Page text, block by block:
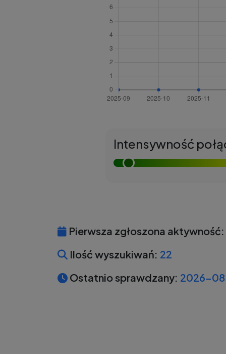
Intensywność
Pierwsza zgłoszona aktywność:
Ilość wyszukiwań: 22
Ostatnio sprawdzany: 2026-